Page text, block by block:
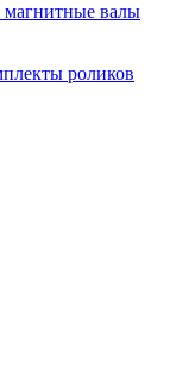
магнитные валы
роликов